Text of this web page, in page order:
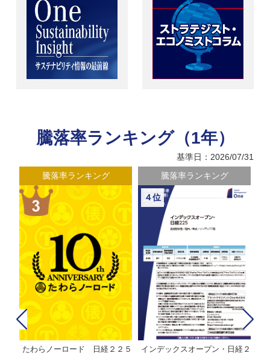
騰落率ランキング（1年）
基準日：2026/07/31
騰落率ランキング
たわらノーロード 日経２２５
騰落率ランキング
４位
インデックスオープン・日経２